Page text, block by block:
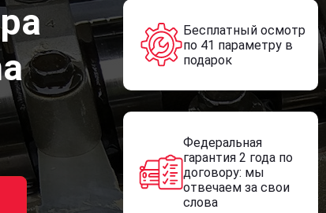
Бесплатный осмотр
по 41 параметру в
подарок
Федеральная
гарантия 2 года по
договору: мы
отвечаем за свои
слова